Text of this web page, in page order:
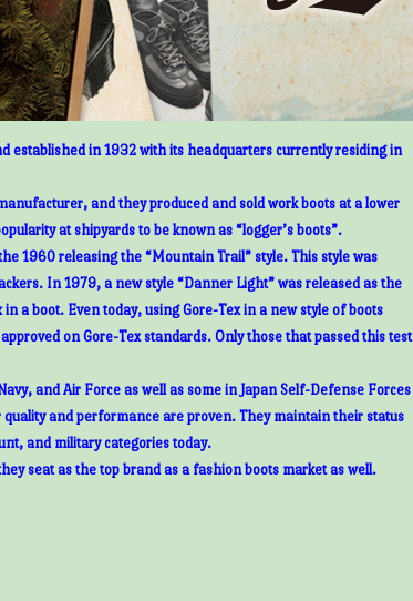
established in 1932 with its headquarters currently residing in
and they produced and sold work boots at a lower
at shipyards to be known as “logger’s boots”.
1960 releasing the “Mountain Trail” style. This style was
In 1979, a new style “Danner Light” was released as the
a boot. Even today, using Gore-Tex in a new style of boots
on Gore-Tex standards. Only those that passed this test
and Air Force as well as some in Japan Self-Defense Forces
and performance are proven. They maintain their status
and military categories today.
seat as the top brand as a fashion boots market as well.